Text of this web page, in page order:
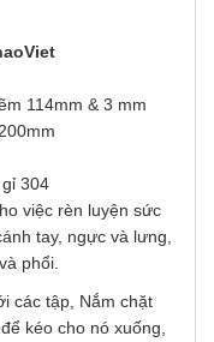
114mm & 3 mm
304
việc rèn luyện sức
tay, ngực và lưng,
phổi.
các tập, Nắm chặt
kéo cho nó xuống,